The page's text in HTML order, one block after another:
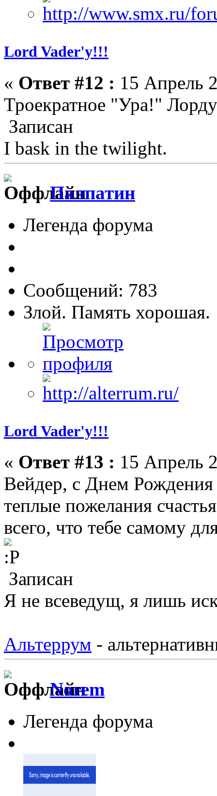
Lord Vader'у!!!
« Ответ #12 : 15 Апрель
Троекратное "Ура!"
Записан
I bask in the twilight.
Палпатин
Легенда форума
Сообщений: 783
Злой. Память хорошая.
Lord Vader'у!!!
« Ответ #13 : 15 Апрель
Вейдер, с Днем
теплые пожелания
всего, что тебе самому
Записан
Я не всеведущ, я лишь
Альтеррум -
Norem
Легенда форума